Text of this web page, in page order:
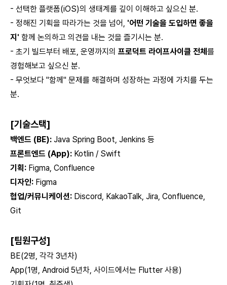
- 선택한 플랫폼(iOS)의 생태계를 깊이 이해하고 싶으신 분.
- 정해진 기획을 따라가는 것을 넘어, '어떤 기술을 도입하면 좋을
지' 함께 논의하고 의견을 내는 것을 즐기시는 분.
- 초기 빌드부터 배포, 운영까지의 프로덕트 라이프사이클 전체 를
경험해보고 싶으신 분.
- 무엇보다 "함께" 문제를 해결하며 성장하는 과정에 가치를 두는
분.
[기술스택]
백엔드 (BE): Java Spring Boot, Jenkins 등
프론트엔드 (App): Kotlin / Swift
기획: Figma, Confluence
디자인: Figma
협업/커뮤니케이션: Discord, KakaoTalk, Jira, Confluence,
Git
[팀원구성]
BE(2명, 각각 3년차)
App(1명, Android 5년차, 사이드에서는 Flutter 사용)